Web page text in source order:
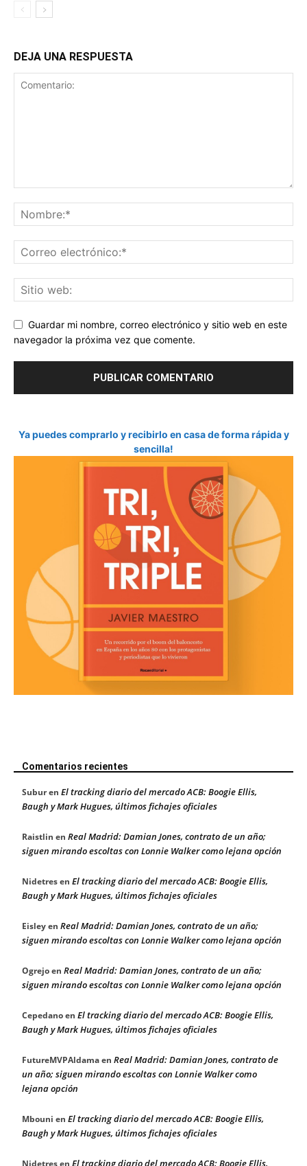
DEJA UNA RESPUESTA
Guardar mi nombre, correo electrónico y sitio web en este
navegador la próxima vez que comente.
Ya puedes comprarlo y recibirlo en casa de forma rápida y
sencilla!
Comentarios recientes
Suburen El tracking diario del mercado ACB: Boogie Ellis,
Baugh y Mark Hugues, últimos fichajes oficiales
Raistlin en Real Madrid: Damian Jones, contrato de un año;
siguen mirando escoltas con Lonnie Walker como lejana opción
Nidetresen El tracking diario del mercado ACB: Boogie Ellis,
Baugh y Mark Hugues, últimos fichajes oficiales
Eisleyen Real Madrid: Damian Jones, contrato de un año;
siguen mirando escoltas con Lonnie Walker como lejana opción
Ogrejoen Real Madrid: Damian Jones, contrato de un año;
siguen mirando escoltas con Lonnie Walker como lejana opción
Cepedanoen El tracking diario del mercado ACB: Boogie Ellis,
Baugh y Mark Hugues, últimos fichajes oficiales
FutureMVPAldamaen Real Madrid: Damian Jones, contrato de
un año; siguen mirando escoltas con Lonnie Walker como
lejana opción
Mbouni en El tracking diario del mercado ACB: Boogie Ellis,
Baugh y Mark Hugues, últimos fichajes oficiales
Nidetresen El tracking diario del mercado ACB: Boogie Ellis,